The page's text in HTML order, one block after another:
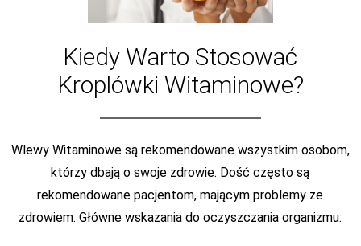
Kiedy Warto Stosować
Kroplówki Witaminowe?
Wlewy Witaminowe są rekomendowane wszystkim osobom,
którzy dbają o swoje zdrowie. Dość często są
rekomendowane pacjentom, mającym problemy ze
zdrowiem. Główne wskazania do oczyszczania organizmu: